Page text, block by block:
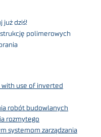
już dziś!
polimerowych
use of inverted
robót budowlanych
rozmytego
systemom zarządzania